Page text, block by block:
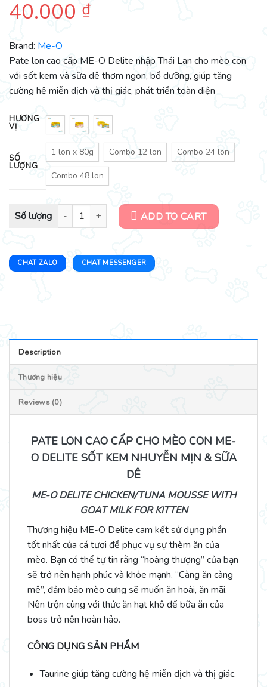
40.000 ₫
Brand: Me-O
Pate lon cao cấp ME-O Delite nhập Thái Lan cho mèo con
với sốt kem và sữa dê thơm ngon, bổ dưỡng, giúp tăng
cường hệ miễn dịch và thị giác, phát triển toàn diện
HƯƠNG
VỊ
SỐ
LƯỢNG
1 lon x 80g Combo 12 lon Combo 24 lon
Combo 48 lon
Pate lon cao cấp ME-O Delite 80g sốt kem và sữa dê cho mèo
ADD TO CART
CHAT ZALO CHAT MESSENGER
Description
Thương hiệu
Reviews (0)
PATE LON CAO CẤP CHO MÈO CON ME-
O DELITE SỐT KEM NHUYỄN MỊN & SỮA
DÊ
ME-O DELITE CHICKEN/TUNA MOUSSE WITH
GOAT MILK FOR KITTEN
Thương hiệu ME-O Delite cam kết sử dụng phần
tốt nhất của cá tươi để phục vụ sự thèm ăn của
mèo. Bạn có thể tự tin rằng “hoàng thượng” của bạn
sẽ trở nên hạnh phúc và khỏe mạnh. “Càng ăn càng
mê”, đảm bảo mèo cưng sẽ muốn ăn hoài, ăn mãi.
Nên trộn cùng với thức ăn hạt khô để bữa ăn của
boss trở nên hoàn hảo.
CÔNG DỤNG SẢN PHẨM
Taurine giúp tăng cường hệ miễn dịch và thị giác.